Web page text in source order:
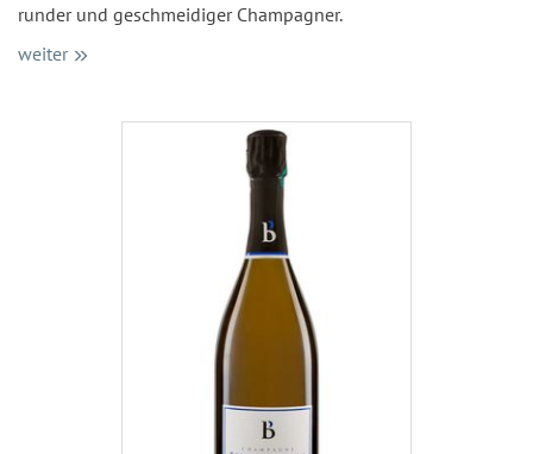
runder und geschmeidiger Champagner.
weiter